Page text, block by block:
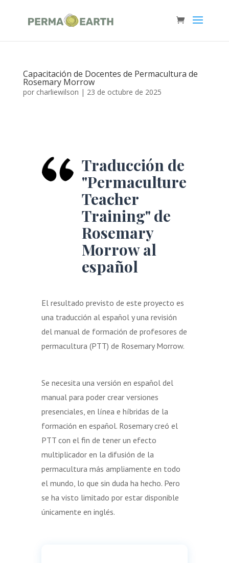
Capacitación de Docentes de Permacultura de
Rosemary Morrow
por charliewilson | 23 de octubre de 2025
Traducción de
"Permaculture
Teacher
Training" de
Rosemary
Morrow al
español
El resultado previsto de este proyecto es
una traducción al español y una revisión
del manual de formación de profesores de
permacultura (PTT) de Rosemary Morrow.
Se necesita una versión en español del
manual para poder crear versiones
presenciales, en línea e híbridas de la
formación en español. Rosemary creó el
PTT con el fin de tener un efecto
multiplicador en la difusión de la
permacultura más ampliamente en todo
el mundo, lo que sin duda ha hecho. Pero
se ha visto limitado por estar disponible
únicamente en inglés.